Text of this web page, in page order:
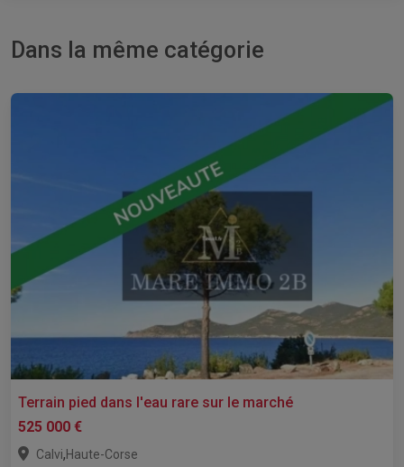
Dans la même catégorie
Terrain pied dans l'eau rare sur le marché
525 000 €
Calvi,Haute-Corse